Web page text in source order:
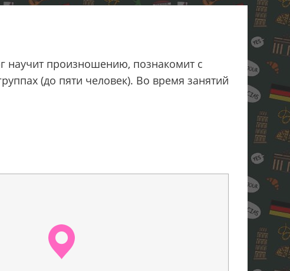
научит произношению, познакомит с
(до пяти человек). Во время занятий